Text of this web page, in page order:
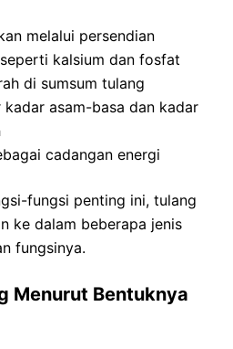
melalui persendian
kalsium dan fosfat
di sumsum tulang
asam-basa dan kadar
cadangan energi
fungsi penting ini, tulang
ke dalam beberapa jenis
fungsinya.
Menurut Bentuknya